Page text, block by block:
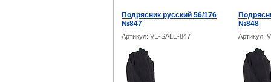
Подрясник русский 56/176
№847
№848
Артикул: VE-SALE-847 Артикул: